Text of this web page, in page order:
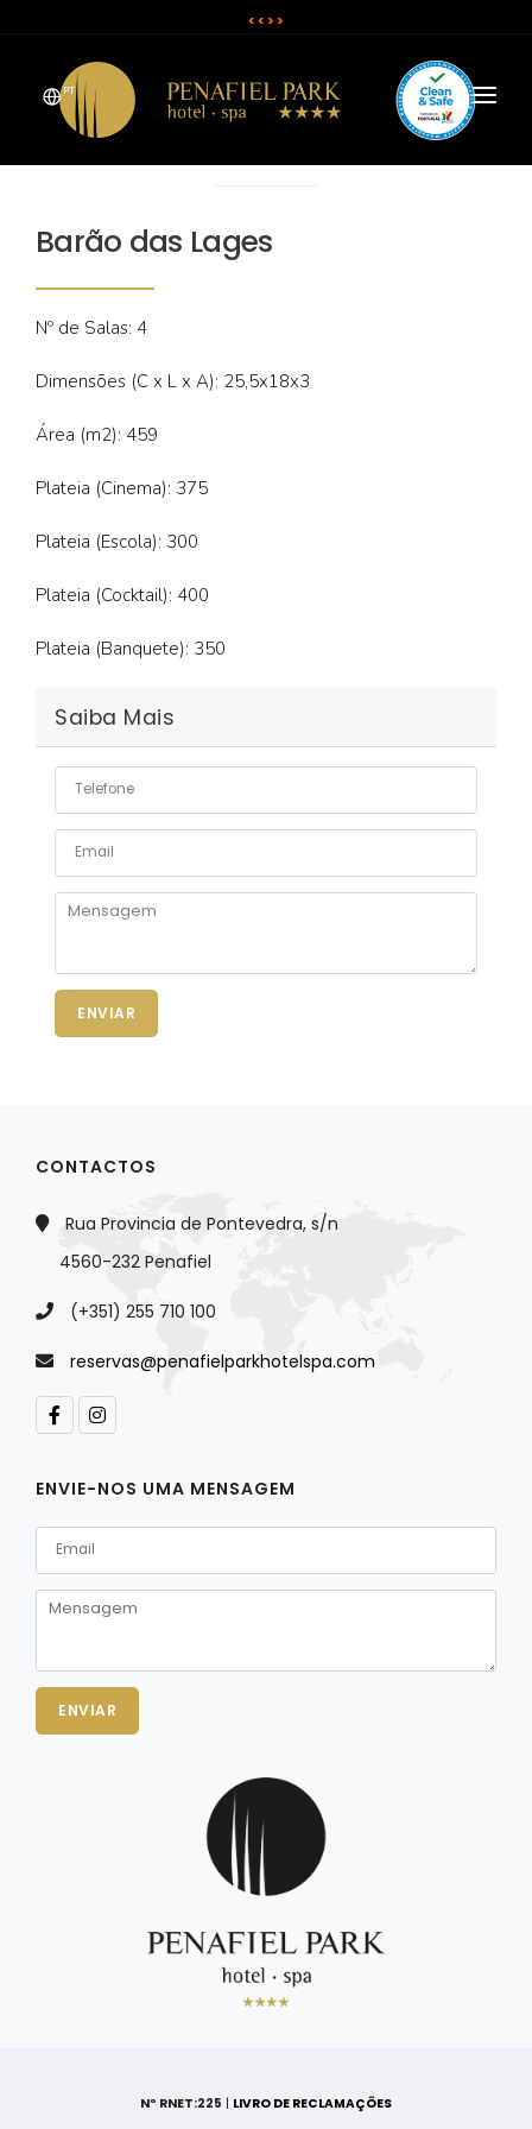
< < > >
PT
O HOTEL
QUARTOS
RESTAURANTE E BAR
SALAS E EVENTOS
CAMPANHAS & OFERTAS
Barão das Lages
Nº de Salas: 4
Dimensões (C x L x A): 25,5x18x3
Área (m2): 459
Plateia (Cinema): 375
Plateia (Escola): 300
Plateia (Cocktail): 400
Plateia (Banquete): 350
Saiba Mais
ENVIAR
CONTACTOS
Rua Provincia de Pontevedra, s/n
4560-232 Penafiel
(+351) 255 710 100
reservas@penafielparkhotelspa.com
ENVIE-NOS UMA MENSAGEM
ENVIAR
Nº RNET:225 | LIVRO DE RECLAMAÇÕES